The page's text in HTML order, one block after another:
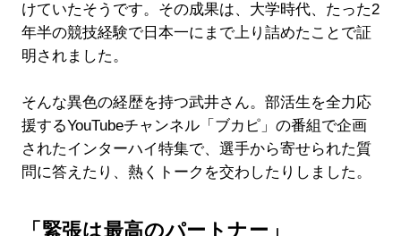
けていたそうです。その成果は、大学時代、たった2
年半の競技経験で日本一にまで上り詰めたことで証
明されました。
そんな異色の経歴を持つ武井さん。部活生を全力応
援するYouTubeチャンネル「ブカピ」の番組で企画
されたインターハイ特集で、選手から寄せられた質
問に答えたり、熱くトークを交わしたりしました。
「緊張は最高のパートナー」